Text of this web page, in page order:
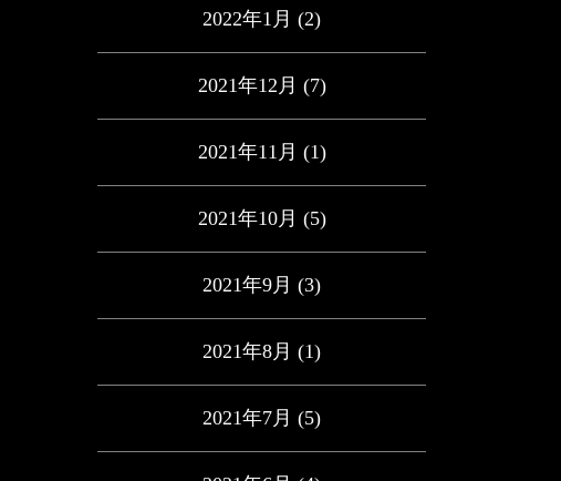
2022年1月 (2)
2021年12月 (7)
2021年11月 (1)
2021年10月 (5)
2021年9月 (3)
2021年8月 (1)
2021年7月 (5)